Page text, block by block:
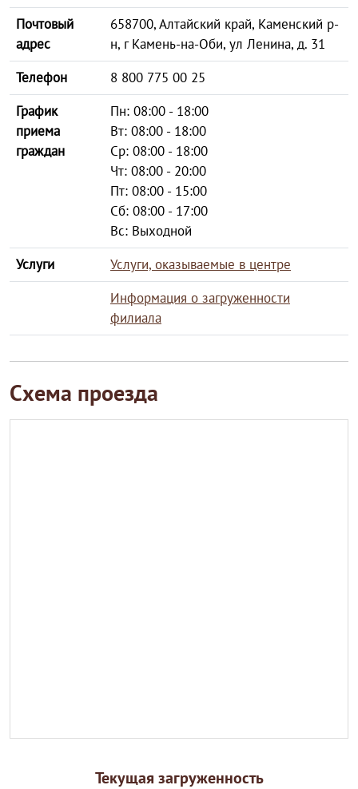
Почтовый
адрес
658700, Алтайский край, Каменский р-
н, г Камень-на-Оби, ул Ленина, д. 31
Телефон
8 800 775 00 25
График
приема
граждан
Пн: 08:00 - 18:00
Вт: 08:00 - 18:00
Ср: 08:00 - 18:00
Чт: 08:00 - 20:00
Пт: 08:00 - 15:00
Сб: 08:00 - 17:00
Вс: Выходной
Услуги
Услуги, оказываемые в центре
Информация о загруженности
филиала
Схема проезда
Текущая загруженность